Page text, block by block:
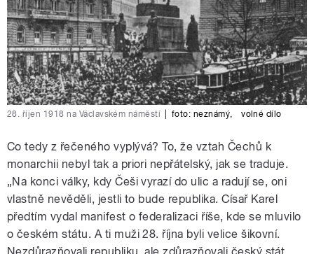
28. říjen 1918 na Václavském náměstí foto: neznámý ,volné dílo
Co tedy z řečeného vyplývá? To, že vztah Čechů k
monarchii nebyl tak a priori nepřátelský, jak se traduje.
„Na konci války, kdy Češi vyrazí do ulic a radují se, oni
vlastně nevěděli, jestli to bude republika. Císař Karel
předtím vydal manifest o federalizaci říše, kde se mluvilo
o českém státu. A ti muži 28. října byli velice šikovní.